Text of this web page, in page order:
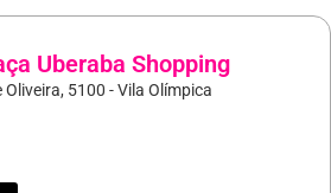
Uberaba Shopping
5100 - Vila Olímpica